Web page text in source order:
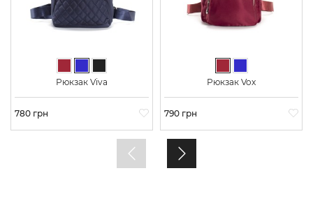
Рюкзак Viva
Цена
780 грн
Рюкзак Vox
Цена
790 грн